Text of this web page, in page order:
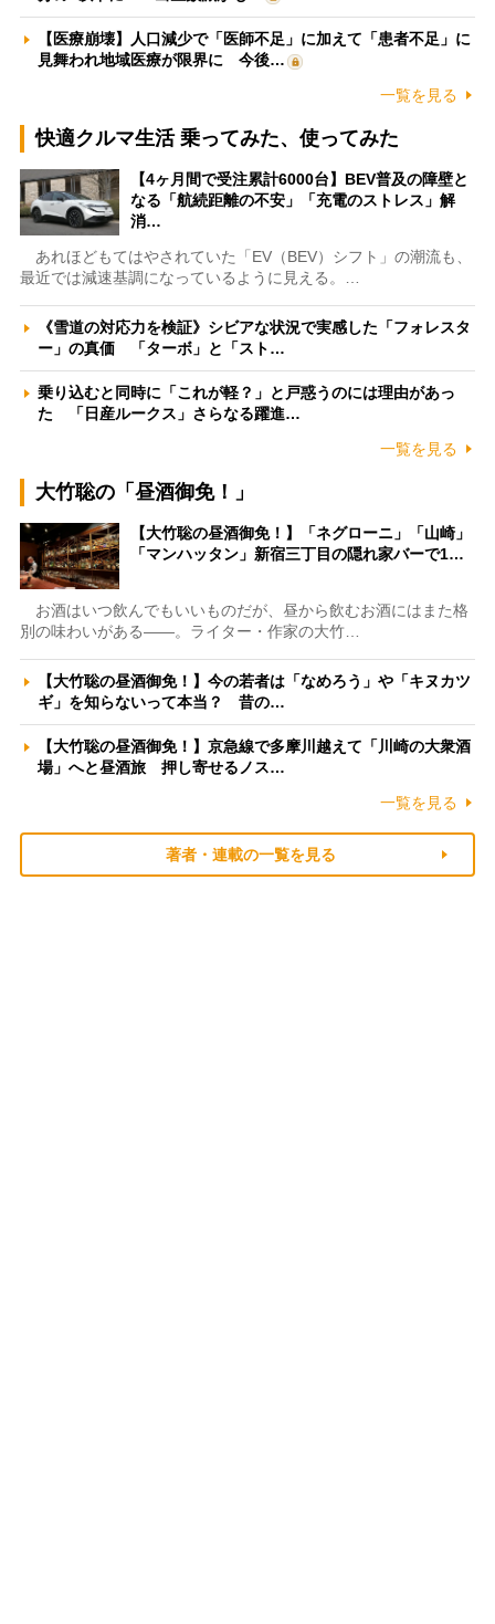
【医療崩壊】人口減少で「医師不足」に加えて「患者不足」に
見舞われ地域医療が限界に 今後…
一覧を見る
快適クルマ生活 乗ってみた、使ってみた
【4ヶ月間で受注累計6000台】BEV普及の障壁と
なる「航続距離の不安」「充電のストレス」解
消…
あれほどもてはやされていた「EV（BEV）シフト」の潮流も、
最近では減速基調になっているように見える。…
《雪道の対応力を検証》シビアな状況で実感した「フォレスタ
ー」の真価 「ターボ」と「スト…
乗り込むと同時に「これが軽？」と戸惑うのには理由があっ
た 「日産ルークス」さらなる躍進…
一覧を見る
大竹聡の「昼酒御免！」
【大竹聡の昼酒御免！】「ネグローニ」「山崎」
「マンハッタン」新宿三丁目の隠れ家バーで1…
お酒はいつ飲んでもいいものだが、昼から飲むお酒にはまた格
別の味わいがある――。ライター・作家の大竹…
【大竹聡の昼酒御免！】今の若者は「なめろう」や「キヌカツ
ギ」を知らないって本当？ 昔の…
【大竹聡の昼酒御免！】京急線で多摩川越えて「川崎の大衆酒
場」へと昼酒旅 押し寄せるノス…
一覧を見る
著者・連載の一覧を見る